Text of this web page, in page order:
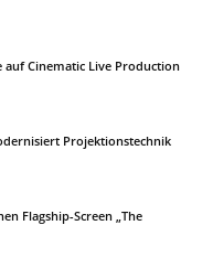
auf Cinematic Live Production
Projektionstechnik
Flagship-Screen „The